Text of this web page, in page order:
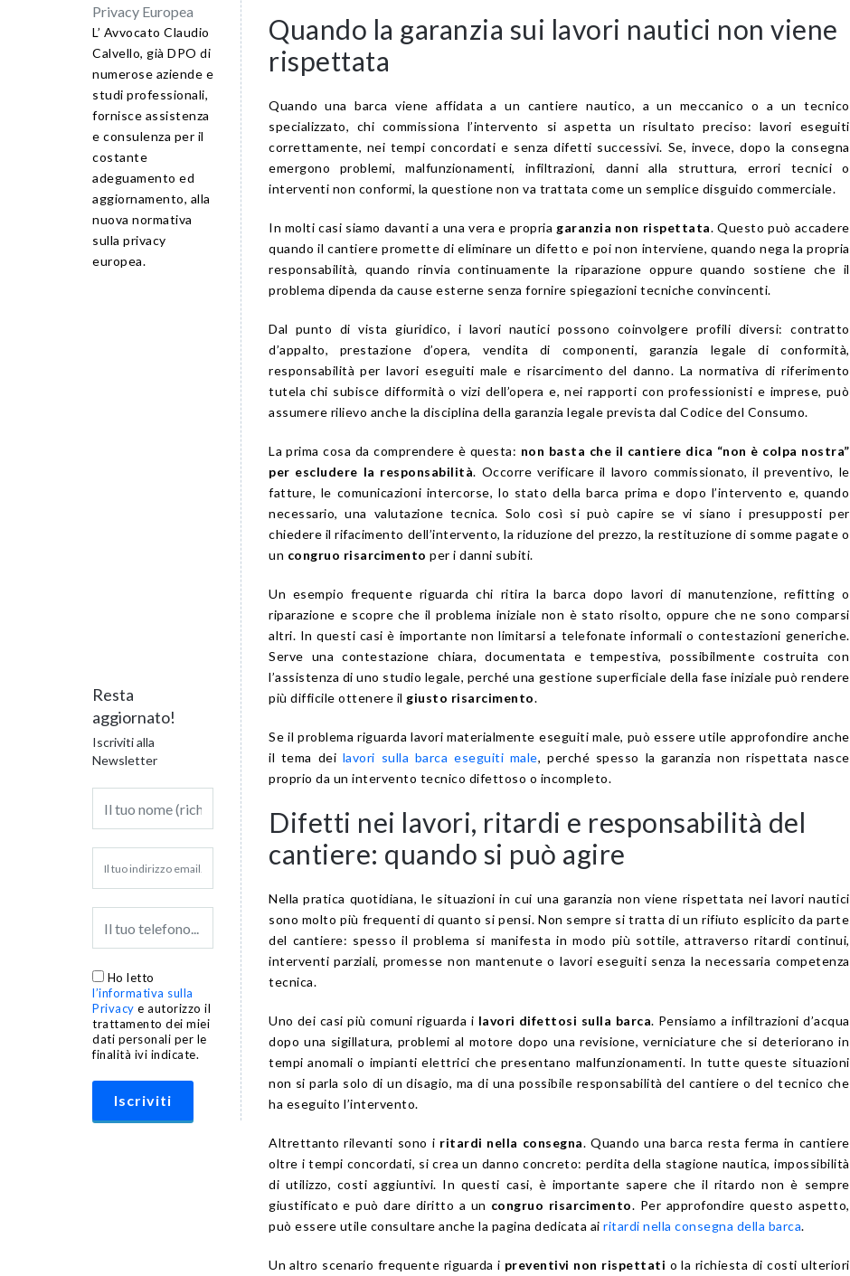
Privacy Europea
L’ Avvocato Claudio
Calvello, già DPO di
numerose aziende e
studi professionali,
fornisce assistenza
e consulenza per il
costante
adeguamento ed
aggiornamento, alla
nuova normativa
sulla privacy
europea.
Resta
aggiornato!
Iscriviti alla
Newsletter
Ho letto
l’informativa sulla
Privacy e autorizzo il
trattamento dei miei
dati personali per le
finalità ivi indicate.
Quando la garanzia sui lavori nautici non viene
rispettata
Quando una barca viene affidata a un cantiere nautico, a un meccanico o a un tecnico
specializzato, chi commissiona l’intervento si aspetta un risultato preciso: lavori eseguiti
correttamente, nei tempi concordati e senza difetti successivi. Se, invece, dopo la consegna
emergono problemi, malfunzionamenti, infiltrazioni, danni alla struttura, errori tecnici o
interventi non conformi, la questione non va trattata come un semplice disguido commerciale.
In molti casi siamo davanti a una vera e propria garanzia non rispettata. Questo può accadere
quando il cantiere promette di eliminare un difetto e poi non interviene, quando nega la propria
responsabilità, quando rinvia continuamente la riparazione oppure quando sostiene che il
problema dipenda da cause esterne senza fornire spiegazioni tecniche convincenti.
Dal punto di vista giuridico, i lavori nautici possono coinvolgere profili diversi: contratto
d’appalto, prestazione d’opera, vendita di componenti, garanzia legale di conformità,
responsabilità per lavori eseguiti male e risarcimento del danno. La normativa di riferimento
tutela chi subisce difformità o vizi dell’opera e, nei rapporti con professionisti e imprese, può
assumere rilievo anche la disciplina della garanzia legale prevista dal Codice del Consumo.
La prima cosa da comprendere è questa: non basta che il cantiere dica “non è colpa nostra”
per escludere la responsabilità. Occorre verificare il lavoro commissionato, il preventivo, le
fatture, le comunicazioni intercorse, lo stato della barca prima e dopo l’intervento e, quando
necessario, una valutazione tecnica. Solo così si può capire se vi siano i presupposti per
chiedere il rifacimento dell’intervento, la riduzione del prezzo, la restituzione di somme pagate o
un congruo risarcimento per i danni subiti.
Un esempio frequente riguarda chi ritira la barca dopo lavori di manutenzione, refitting o
riparazione e scopre che il problema iniziale non è stato risolto, oppure che ne sono comparsi
altri. In questi casi è importante non limitarsi a telefonate informali o contestazioni generiche.
Serve una contestazione chiara, documentata e tempestiva, possibilmente costruita con
l’assistenza di uno studio legale, perché una gestione superficiale della fase iniziale può rendere
più difficile ottenere il giusto risarcimento.
Se il problema riguarda lavori materialmente eseguiti male, può essere utile approfondire anche
il tema dei lavori sulla barca eseguiti male, perché spesso la garanzia non rispettata nasce
proprio da un intervento tecnico difettoso o incompleto.
Difetti nei lavori, ritardi e responsabilità del
cantiere: quando si può agire
Nella pratica quotidiana, le situazioni in cui una garanzia non viene rispettata nei lavori nautici
sono molto più frequenti di quanto si pensi. Non sempre si tratta di un rifiuto esplicito da parte
del cantiere: spesso il problema si manifesta in modo più sottile, attraverso ritardi continui,
interventi parziali, promesse non mantenute o lavori eseguiti senza la necessaria competenza
tecnica.
Uno dei casi più comuni riguarda i lavori difettosi sulla barca. Pensiamo a infiltrazioni d’acqua
dopo una sigillatura, problemi al motore dopo una revisione, verniciature che si deteriorano in
tempi anomali o impianti elettrici che presentano malfunzionamenti. In tutte queste situazioni
non si parla solo di un disagio, ma di una possibile responsabilità del cantiere o del tecnico che
ha eseguito l’intervento.
Altrettanto rilevanti sono i ritardi nella consegna. Quando una barca resta ferma in cantiere
oltre i tempi concordati, si crea un danno concreto: perdita della stagione nautica, impossibilità
di utilizzo, costi aggiuntivi. In questi casi, è importante sapere che il ritardo non è sempre
giustificato e può dare diritto a un congruo risarcimento. Per approfondire questo aspetto,
può essere utile consultare anche la pagina dedicata ai ritardi nella consegna della barca.
Un altro scenario frequente riguarda i preventivi non rispettati o la richiesta di costi ulteriori